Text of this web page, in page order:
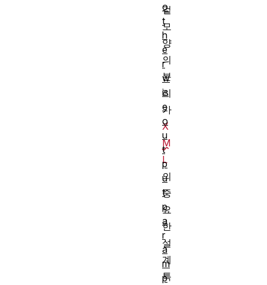
겉
모
양
의
분
리
가
X
M
L
의
중
요
한
설
계
특
o
t
h
e
r
w
is
e
o
u
t
p
u
t
p
a
r
a
m
p